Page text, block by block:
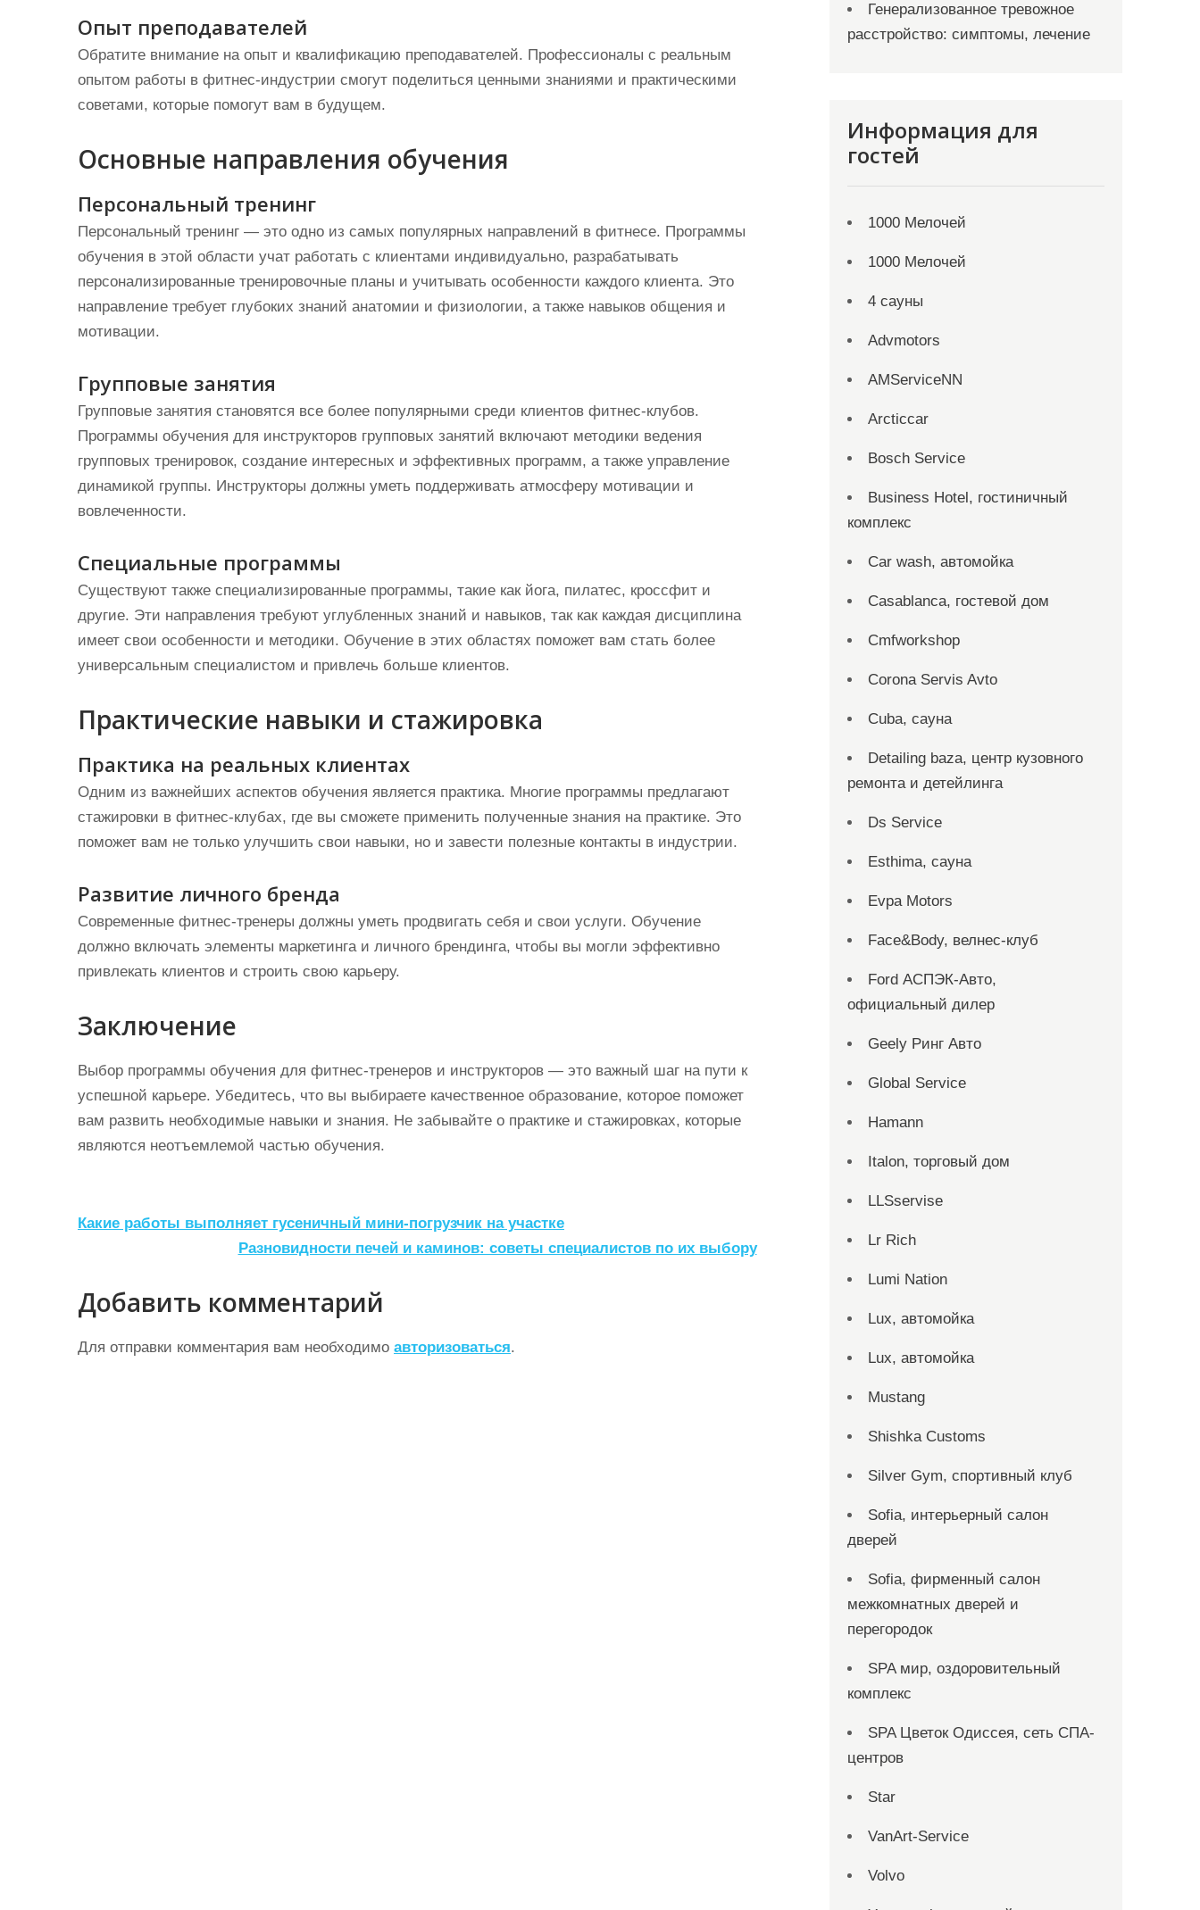
Опыт преподавателей
Обратите внимание на опыт и квалификацию преподавателей. Профессионалы с реальным
опытом работы в фитнес-индустрии смогут поделиться ценными знаниями и практическими
советами, которые помогут вам в будущем.
Основные направления обучения
Персональный тренинг
Персональный тренинг — это одно из самых популярных направлений в фитнесе. Программы
обучения в этой области учат работать с клиентами индивидуально, разрабатывать
персонализированные тренировочные планы и учитывать особенности каждого клиента. Это
направление требует глубоких знаний анатомии и физиологии, а также навыков общения и
мотивации.
Групповые занятия
Групповые занятия становятся все более популярными среди клиентов фитнес-клубов.
Программы обучения для инструкторов групповых занятий включают методики ведения
групповых тренировок, создание интересных и эффективных программ, а также управление
динамикой группы. Инструкторы должны уметь поддерживать атмосферу мотивации и
вовлеченности.
Специальные программы
Существуют также специализированные программы, такие как йога, пилатес, кроссфит и
другие. Эти направления требуют углубленных знаний и навыков, так как каждая дисциплина
имеет свои особенности и методики. Обучение в этих областях поможет вам стать более
универсальным специалистом и привлечь больше клиентов.
Практические навыки и стажировка
Практика на реальных клиентах
Одним из важнейших аспектов обучения является практика. Многие программы предлагают
стажировки в фитнес-клубах, где вы сможете применить полученные знания на практике. Это
поможет вам не только улучшить свои навыки, но и завести полезные контакты в индустрии.
Развитие личного бренда
Современные фитнес-тренеры должны уметь продвигать себя и свои услуги. Обучение
должно включать элементы маркетинга и личного брендинга, чтобы вы могли эффективно
привлекать клиентов и строить свою карьеру.
Заключение
Выбор программы обучения для фитнес-тренеров и инструкторов — это важный шаг на пути к
успешной карьере. Убедитесь, что вы выбираете качественное образование, которое поможет
вам развить необходимые навыки и знания. Не забывайте о практике и стажировках, которые
являются неотъемлемой частью обучения.
Н
в
и
г
Какие работы выполняет гусеничный мини-погрузчик на участке
Разновидности печей и каминов: советы специалистов по их выбору
Добавить комментарий
Для отправки комментария вам необходимо авторизоваться.
Генерализованное тревожное
расстройство: симптомы, лечение
Информация для
гостей
1000 Мелочей
1000 Мелочей
4 сауны
Advmotors
AMServiceNN
Arcticcar
Bosch Service
Business Hotel, гостиничный
комплекс
Car wash, автомойка
Casablanca, гостевой дом
Cmfworkshop
Corona Servis Avto
Cuba, сауна
Detailing baza, центр кузовного
ремонта и детейлинга
Ds Service
Esthima, сауна
Evpa Motors
Face&Body, велнес-клуб
Ford АСПЭК-Авто,
официальный дилер
Geely Ринг Авто
Global Service
Hamann
Italon, торговый дом
LLSservise
Lr Rich
Lumi Nation
Lux, автомойка
Lux, автомойка
Mustang
Shishka Customs
Silver Gym, спортивный клуб
Sofia, интерьерный салон
дверей
Sofia, фирменный салон
межкомнатных дверей и
перегородок
SPA мир, оздоровительный
комплекс
SPA Цветок Одиссея, сеть СПА-
центров
Star
VanArt-Service
Volvo